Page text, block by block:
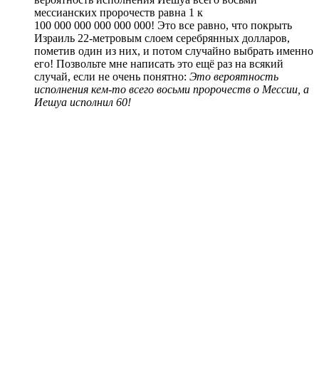
мессианских пророчеств равна 1 к
100 000 000 000 000 000! Это все равно, что покрыть
Израиль 22-метровым слоем серебрянных долларов,
пометив один из них, и потом случайно выбрать именно
его! Позвольте мне написать это ещё раз на всякий
случай, если не очень понятно: Это вероятность
исполнения кем-то всего восьми пророчеств о Мессии, а
Иешуа исполнил 60!